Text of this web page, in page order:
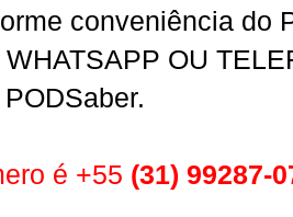
conveniência do
WHATSAPP OU
é +55 (31) 99287-